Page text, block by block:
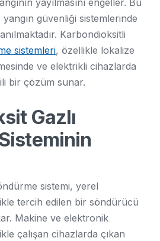
yayılmasını engeller. Bu
güvenliği sistemlerinde
Karbondioksitli
sistemleri, özellikle lokalize
ve elektrikli cihazlarda
bir çözüm sunar.
Gazlı
sistemi, yerel
tercih edilen bir söndürücü
Makine ve elektronik
çalışan cihazlarda çıkan